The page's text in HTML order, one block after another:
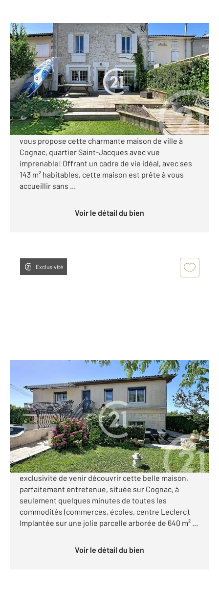
COGNAC 16
143,50 m2, 6 pièces
Ref : 2134
Maison à vendre
233 000 €
Visiter le site dédié
En exclusivité Century 21 XSO Immobilier Cognac
vous propose cette charmante maison de ville à
Cognac, quartier Saint-Jacques avec vue
imprenable! Offrant un cadre de vie idéal, avec ses
143 m² habitables, cette maison est prête à vous
accueillir sans ...
Voir le détail du bien
Exclusivité
102 m , 4 pièces
Ref : 1445
Maison à vendre
191 600 €
Visiter le site dédié
Century 21 Xso immobilier vous propose en
exclusivité de venir découvrir cette belle maison,
parfaitement entretenue, située sur Cognac, à
seulement quelques minutes de toutes les
commodités (commerces, écoles, centre Leclerc).
Implantée sur une jolie parcelle arborée de 640 m² ...
Voir le détail du bien